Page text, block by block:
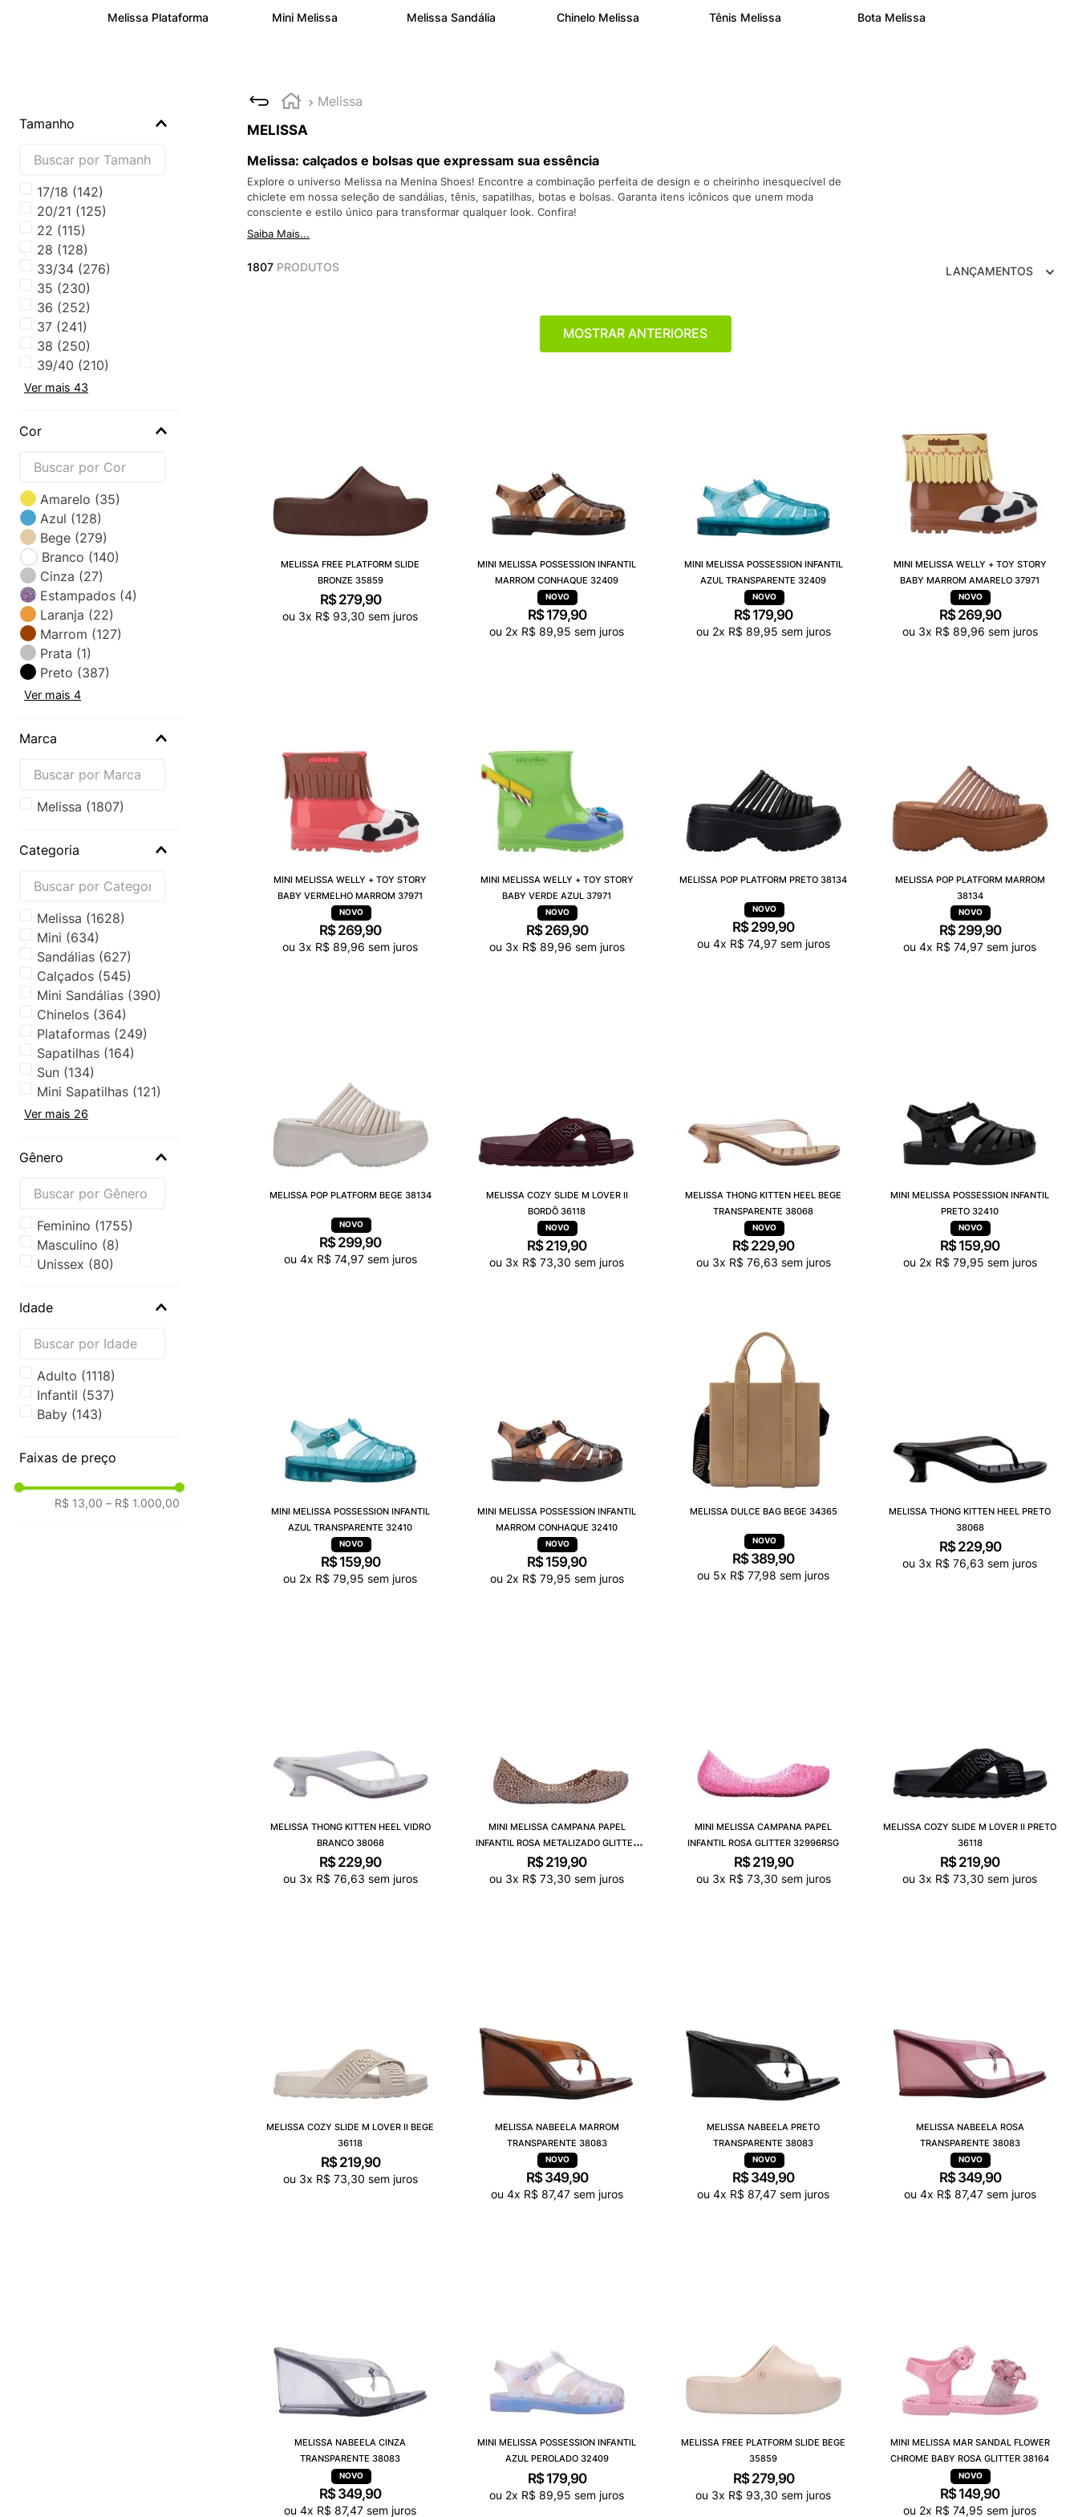
Melissa Plataforma Mini Melissa Melissa Sandália Chinelo Melissa Tênis Melissa Bota Melissa
Tamanho
17/18 (142)
20/21 (125)
22 (115)
28 (128)
33/34 (276)
35 (230)
36 (252)
37 (241)
38 (250)
39/40 (210)
Ver mais 43
Cor
Amarelo (35)
Azul (128)
Bege (279)
Branco (140)
Cinza (27)
Estampados (4)
Laranja (22)
Marrom (127)
Prata (1)
Preto (387)
Ver mais 4
Marca
melissa (1807)
Categoria
Melissa (1628)
Mini (634)
Sandálias (627)
Calçados (545)
Mini Sandálias (390)
Chinelos (364)
Plataformas (249)
Sapatilhas (164)
Sun (134)
Mini Sapatilhas (121)
Ver mais 26
Gênero
Feminino (1755)
Masculino (8)
Unissex (80)
Idade
Adulto (1118)
Infantil (537)
Baby (143)
Faixas de preço
R$ 13,00 – R$ 1.000,00
Melissa
MELISSA
Melissa: calçados e bolsas que expressam sua essência
Explore o universo Melissa na Menina Shoes! Encontre a combinação perfeita de design e o cheirinho inesquecível de
chiclete em nossa seleção de sandálias, tênis, sapatilhas, botas e bolsas. Garanta itens icônicos que unem moda
consciente e estilo único para transformar qualquer look. Confira!
Saiba Mais...
1807 PRODUTOS LANÇAMENTOS
MOSTRAR ANTERIORES
MELISSA FREE PLATFORM SLIDE
BRONZE 35859
R$ 279,90
ou 3x R$ 93,30 sem juros
MINI MELISSA POSSESSION INFANTIL
MARROM CONHAQUE 32409
R$ 179,90
ou 2x R$ 89,95 sem juros
MINI MELISSA POSSESSION INFANTIL
AZUL TRANSPARENTE 32409
R$179,90
ou 2x R$ 89,95 sem juros
MINI MELISSA WELLY + TOY STORY
BABY MARROM AMARELO 37971
R$ 269,90
ou 3x R$ 89,96 sem juros
MINI MELISSA WELLY + TOY STORY
BABY VERMELHO MARROM 37971
R$269,90
ou 3x R$ 89,96 sem juros
MINI MELISSA WELLY + TOY STORY
BABY VERDE AZUL 37971
R$ 269,90
ou 3x R$ 89,96 sem juros
MELISSA POP PLATFORM PRETO 38134
R$299,90
ou 4x R$ 74,97sem juros
MELISSA POP PLATFORM MARROM
38134
R$ 299,90
ou4x R$ 74,97 sem juros
MELISSA POP PLATFORM BEGE 38134
R$299,90
ou 4x R$ 74,97sem juros
MELISSA COZY SLIDE M LOVER II
BORDÔ 36118
R$219,90
ou 3x R$ 73,30 sem juros
MELISSA THONG KITTEN HEEL BEGE
TRANSPARENTE 38068
R$229,90
ou 3x R$ 76,63 sem juros
MINI MELISSA POSSESSION INFANTIL
PRETO 32410
R$159,90
ou 2x R$ 79,95 sem juros
MINI MELISSA POSSESSION INFANTIL
AZUL TRANSPARENTE 32410
R$ 159,90
ou 2x R$ 79,95 sem juros
MINI MELISSA POSSESSION INFANTIL
MARROM CONHAQUE 32410
R$159,90
ou 2x R$ 79,95 sem juros
MELISSA DULCE BAG BEGE 34365
R$389,90
ou 5x R$ 77,98 sem juros
MELISSA THONG KITTEN HEEL PRETO
38068
R$ 229,90
ou 3x R$ 76,63 sem juros
MELISSA THONG KITTEN HEEL VIDRO
BRANCO 38068
R$229,90
ou 3x R$ 76,63 sem juros
MINI MELISSA CAMPANA PAPEL
INFANTIL ROSA METALIZADO GLITTER
32996RMG
R$219,90
ou 3x R$ 73,30 sem juros
MINI MELISSA CAMPANA PAPEL
INFANTIL ROSA GLITTER 32996RSG
R$ 219,90
ou 3x R$ 73,30 sem juros
MELISSA COZY SLIDE M LOVER II PRETO
36118
R$219,90
ou 3x R$ 73,30 sem juros
MELISSA COZY SLIDE M LOVER II BEGE
36118
R$ 219,90
ou 3x R$ 73,30 sem juros
MELISSA NABEELA MARROM
TRANSPARENTE 38083
R$ 349,90
ou 4x R$ 87,47sem juros
MELISSA NABEELA PRETO
TRANSPARENTE 38083
R$349,90
ou4x R$ 87,47 sem juros
MELISSA NABEELA ROSA
TRANSPARENTE 38083
R$ 349,90
ou 4x R$ 87,47sem juros
MELISSA NABEELA CINZA
TRANSPARENTE 38083
R$349,90
ou4x R$ 87,47 sem juros
MINI MELISSA POSSESSION INFANTIL
AZUL PEROLADO 32409
R$ 179,90
ou 2x R$ 89,95 sem juros
MELISSA FREE PLATFORM SLIDE BEGE
35859
R$ 279,90
ou 3x R$ 93,30 sem juros
MINI MELISSA MAR SANDAL FLOWER
CHROME BABY ROSA GLITTER 38164
R$149,90
ou 2x R$ 74,95 sem juros